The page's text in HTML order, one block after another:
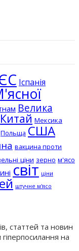
Іспанія
Велика
Китай Мексика
Польща США
вакцина проти
ціни зерно м'ясо
світ ціни
штучне м'ясо
статтей та новин
на